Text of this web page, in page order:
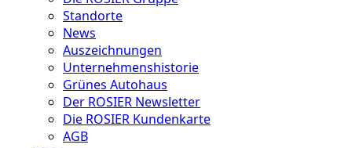
Standorte
News
Auszeichnungen
Unternehmenshistorie
Grünes Autohaus
Der ROSIER Newsletter
Die ROSIER Kundenkarte
AGB